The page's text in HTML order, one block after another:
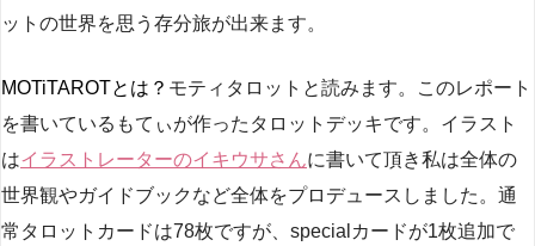
ットの世界を思う存分旅が出来ます。
MOTiTAROTとは？ モティタロットと読みます。このレポート
を書いているもてぃが作ったタロットデッキです。イラスト
はイラストレーターのイキウサさんに書いて頂き私は全体の
世界観やガイドブックなど全体をプロデュースしました。通
常タロットカードは78枚ですが、specialカードが1枚追加で